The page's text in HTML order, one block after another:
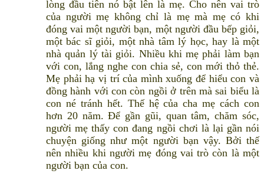
lòng đầu tiên nó bật lên là mẹ. Cho nên vai trò
của người mẹ không chỉ là mẹ mà mẹ có khi
đóng vai một người bạn, một người đầu bếp giỏi,
một bác sĩ giỏi, một nhà tâm lý học, hay là một
nhà quản lý tài giỏi. Nhiều khi mẹ phải làm bạn
với con, lắng nghe con chia sẻ, con mới thỏ thẻ.
Mẹ phải hạ vị trí của mình xuống để hiểu con và
đồng hành với con còn ngồi ở trên mà sai biểu là
con né tránh hết. Thế hệ của cha mẹ cách con
hơn 20 năm. Để gần gũi, quan tâm, chăm sóc,
người mẹ thấy con đang ngồi chơi là lại gần nói
chuyện giống như một người bạn vậy. Bởi thế
nên nhiều khi người mẹ đóng vai trò còn là một
người bạn của con.